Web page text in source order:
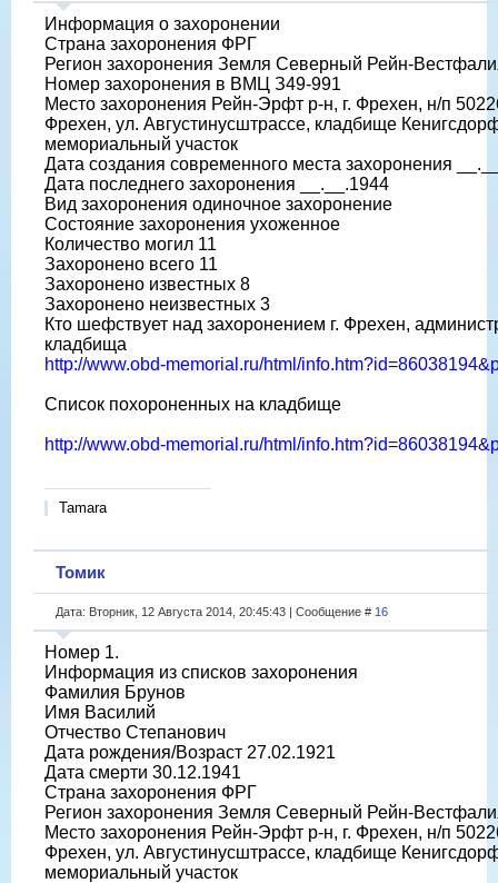
Информация о захоронении
Страна захоронения ФРГ
Регион захоронения Земля Северный Рейн-
Номер захоронения в ВМЦ З49-991
Место захоронения Рейн-Эрфт р-н, г. Фрехен, н/п
Фрехен, ул. Августинусштрассе, кладбище
мемориальный участок
Дата создания современного места захоронения
Дата последнего захоронения __.__.1944
Вид захоронения одиночное захоронение
Состояние захоронения ухоженное
Количество могил 11
Захоронено всего 11
Захоронено известных 8
Захоронено неизвестных 3
Кто шефствует над захоронением г. Фрехен,
кладбища
http://www.obd-memorial.ru/html/
Список похороненных на кладбище
http://www.obd-memorial.ru/html/
Tamara
Томик
Дата: Вторник, 12 Августа 2014, 20:45:43 | Сообщение # 16
Номер 1.
Информация из списков захоронения
Фамилия Брунов
Имя Василий
Отчество Степанович
Дата рождения/Возраст 27.02.1921
Дата смерти 30.12.1941
Страна захоронения ФРГ
Регион захоронения Земля Северный Рейн-
Место захоронения Рейн-Эрфт р-н, г. Фрехен, н/п
Фрехен, ул. Августинусштрассе, кладбище
мемориальный участок